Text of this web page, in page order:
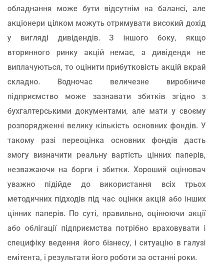
обладнання може бути відсутнім на балансі, але
акціонери цілком можуть отримувати високий дохід
у вигляді дивідендів. З іншого боку, якщо
вторинного ринку акцій немає, а дивіденди не
виплачуються, то оцінити прибутковість акцій вкрай
складно. Водночас величезне виробниче
підприємство може зазнавати збитків згідно з
бухгалтерськими документами, але мати у своєму
розпорядженні велику кількість основних фондів. У
такому разі переоцінка основних фондів дасть
змогу визначити реальну вартість цінних паперів,
незважаючи на борги і збитки. Хороший оцінювач
уважно підійде до використання всіх трьох
методичних підходів під час оцінки акцій або інших
цінних паперів. По суті, правильно, оцінюючи акції
або облігації підприємства потрібно враховувати і
специфіку ведення його бізнесу, і ситуацію в галузі
емітента, і результати його роботи за останні роки.